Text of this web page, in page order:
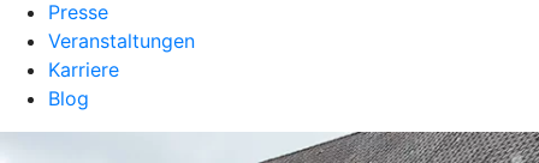
Presse
Veranstaltungen
Karriere
Blog